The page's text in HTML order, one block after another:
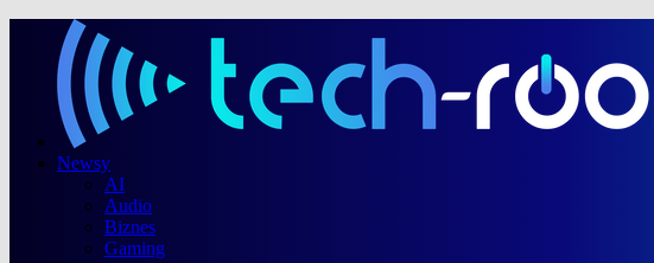
Newsy
AI
Audio
Biznes
Gaming